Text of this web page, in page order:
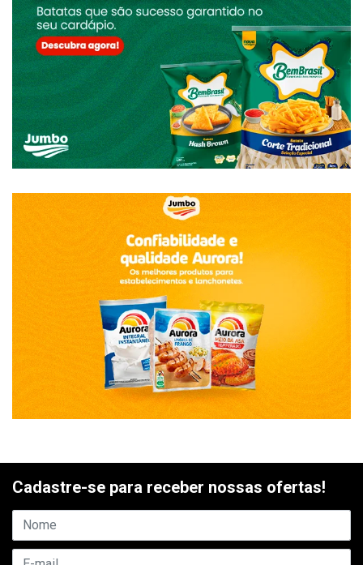
Cadastre-se para receber nossas ofertas!